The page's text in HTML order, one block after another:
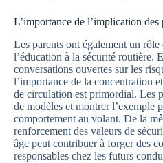
L’importance de l’implication des
Les parents ont également un rôle
l’éducation à la sécurité routière.
conversations ouvertes sur les
l’importance de la concentration
de circulation est primordial. Les
de modèles et montrer l’exemple
comportement au volant. De la
renforcement des valeurs de
âge peut contribuer à forger des
responsables chez les futurs